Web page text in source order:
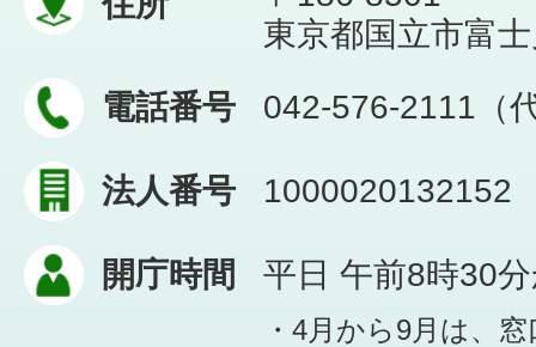
東京都国立市富
電話番号
042-576-2111（
法人番号 1000020132152
開庁時間 平日 午前8時30
・4月から9月は、